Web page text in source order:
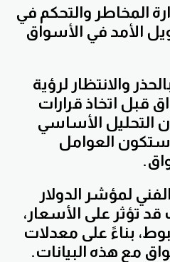
المخاطر والتحكم في
الأمد في الأسواق
والانتظار لرؤية
قبل اتخاذ قرارات
التحليل الأساسي
ستكون العوامل
لمؤشر الدولار
قد تؤثر على الأسعار،
بناءً على معدلات
مع هذه البيانات.